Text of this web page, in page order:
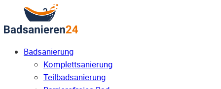
Badsanierung
Komplettsanierung
Teilbadsanierung